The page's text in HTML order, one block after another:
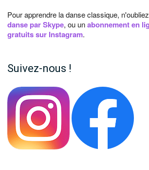
Pour apprendre la danse classique,
danse par Skype, ou unabonnement en
gratuits sur Instagram.
Suivez-nous !